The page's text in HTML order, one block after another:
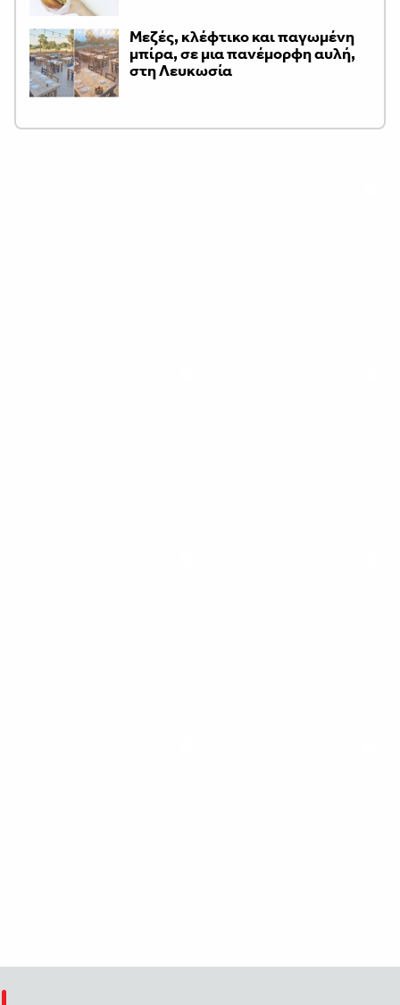
Μεζές, κλέφτικο και παγωμένη
μπίρα, σε μια πανέμορφη αυλή,
στη Λευκωσία